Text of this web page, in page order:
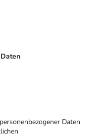
Daten